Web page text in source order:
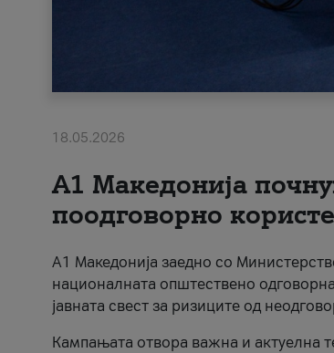
18.05.2026
A1 Македонија
поодговорно
A1 Македонија заедно со
националната општествено
јавната свест за ризиците од
Кампањата отвора важна и актуелна